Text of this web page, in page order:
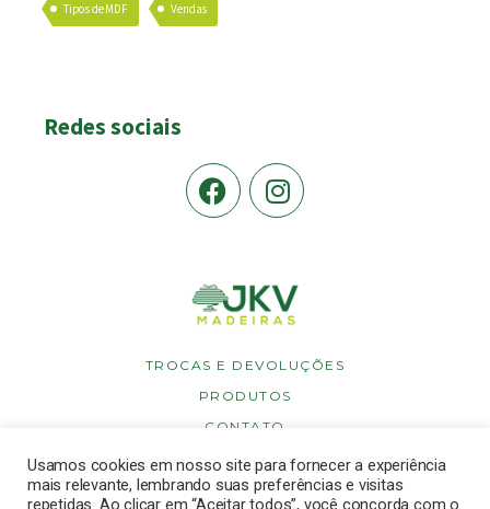
Tipos de MDF Vendas
Redes sociais
TROCAS E DEVOLUÇÕES
PRODUTOS
CONTATO
POLÍTICA DE PRIVACIDADE
POLÍTICA DE COOKIES
Usamos cookies em nosso site para fornecer a experiência
mais relevante, lembrando suas preferências e visitas
repetidas. Ao clicar em “Aceitar todos”, você concorda com o